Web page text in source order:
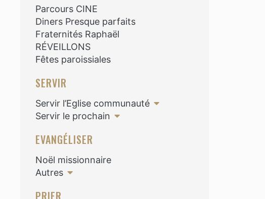
Parcours CINE
Diners Presque parfaits
Fraternités Raphaël
RÉVEILLONS
Fêtes paroissiales
SERVIR
Servir l’Eglise communauté
Servir le prochain
EVANGÉLISER
Noël missionnaire
Autres